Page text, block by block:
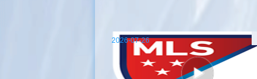
2026-07-26